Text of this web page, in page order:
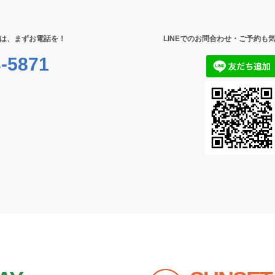
、まずお電話を！
5871
LINEでのお問合わせ・ご予約も